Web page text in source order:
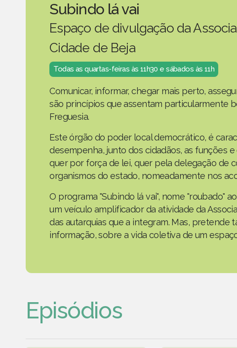
Subindo lá vai
Espaço de divulgação da
Cidade de Beja
Todas as quartas-feiras às 11h30 e sábados às 11h
Comunicar, informar, chegar mais perto,
são princípios que assentam particularmente
Freguesia.
Este órgão do poder local democrático, é
desempenha, junto dos cidadãos, as funções
quer por força de lei, quer pela delegação de
organismos do estado, nomeadamente nos
O programa "Subindo lá vai", nome "roubado"
um veículo amplificador da atividade da
das autarquias que a integram. Mas, pretende
informação, sobre a vida coletiva de um
Episódios